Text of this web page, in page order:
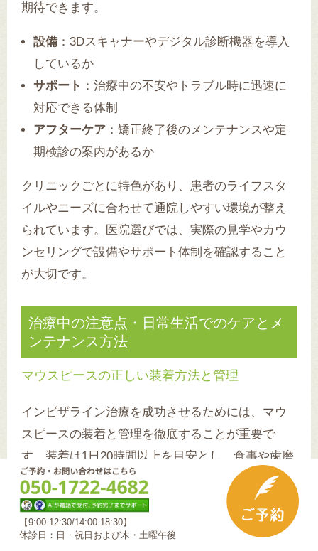
期待できます。
設備：3Dスキャナーやデジタル診断機器を導入
しているか
サポート ：治療中の不安やトラブル時に迅速に
対応できる体制
アフターケア ：矯正終了後のメンテナンスや定
期検診の案内があるか
クリニックごとに特色があり、患者のライフスタ
イルやニーズに合わせて通院しやすい環境が整え
られています。医院選びでは、実際の見学やカウ
ンセリングで設備やサポート体制を確認すること
が大切です。
治療中の注意点・日常生活でのケアとメ
ンテナンス方法
マウスピースの正しい装着方法と管理
インビザライン治療を成功させるためには、マウ
スピースの装着と管理を徹底することが重要で
す。装着は1日20時間以上を目安とし、食事や歯磨
き時以外は常に着用してください。外した際は、
専用ケースに入れて紛失や破損を防ぎましょう。
洗浄は水で毎回行い、週に一度は専用クリーナー
を使用することで、清潔さを保つことができま
【9:00-12:30/14:00-18:30】
休診日：日・祝日および木・土曜午後